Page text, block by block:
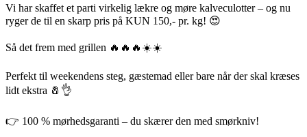
Vi har skaffet et parti virkelig lækre og møre kalveculotter – og nu
ryger de til en skarp pris på KUN 150,- pr. kg! 😍
Så det frem med grillen 🔥🔥🔥☀️☀️
Perfekt til weekendens steg, gæstemad eller bare når der skal kræses
lidt ekstra 🧂👌
👉 100 % mørhedsgaranti – du skærer den med smørkniv!